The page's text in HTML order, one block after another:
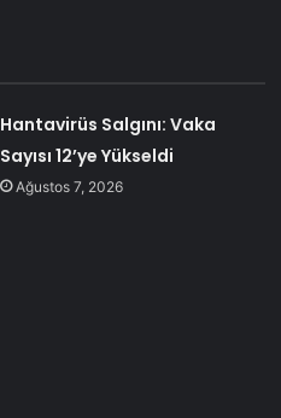
Hantavirüs Salgını: Vaka
Sayısı 12’ye Yükseldi
Ağustos 7, 2026